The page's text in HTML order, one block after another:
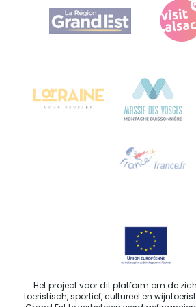
Agence Régionale du Tourisme
Bureau de Colmar (hoofdkantoor)
Stuur ons een e-
Het project voor dit platform om de
toeristisch, sportief, cultureel en